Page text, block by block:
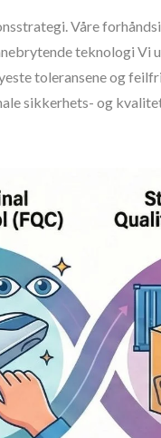
Våre
teknologi
toleransene og
sikkerhets- og